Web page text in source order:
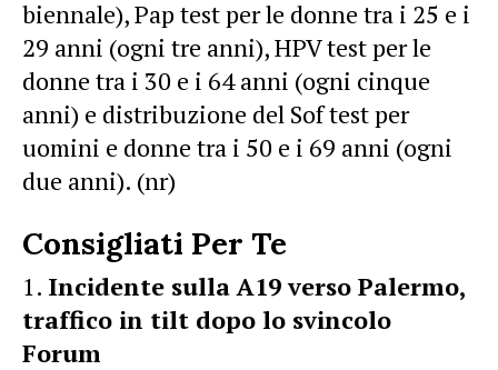
biennale), Pap test per le donne tra i 25 e i
29 anni (ogni tre anni), HPV test per le
donne tra i 30 e i 64 anni (ogni cinque
anni) e distribuzione del Sof test per
uomini e donne tra i 50 e i 69 anni (ogni
due anni). (nr)
Consigliati Per Te
Incidente sulla A19 verso Palermo,
traffico in tilt dopo lo svincolo
Forum